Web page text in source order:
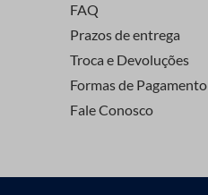
FAQ
Prazos de entrega
Troca e Devoluções
Formas de Pagamento
Fale Conosco